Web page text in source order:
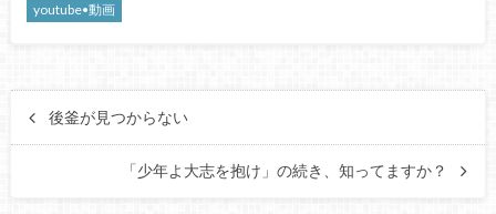
youtube•動画
後釜が見つからない
「少年よ大志を抱け」の続き、知ってますか？